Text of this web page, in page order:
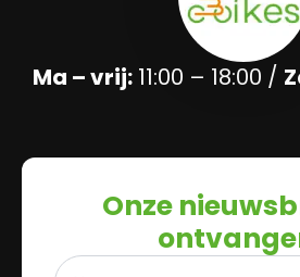
Ma – vrij:11:00 – 18:00 /
Onze
Naam